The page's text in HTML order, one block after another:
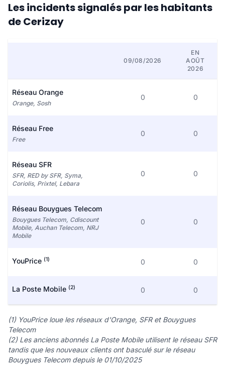
Les incidents signalés par les habitants
de Cerizay
09/08/2026
EN
AOÛT
2026
Réseau Orange
Orange, Sosh
0 0
Réseau Free
Free
0 0
Réseau SFR
SFR, RED by SFR, Syma,
Coriolis, Prixtel, Lebara
0 0
Réseau Bouygues Telecom
Bouygues Telecom, Cdiscount
Mobile, Auchan Telecom, NRJ
Mobile
0 0
YouPrice (1) 0 0
La Poste Mobile (2) 0 0
(1) YouPrice loue les réseaux d'Orange, SFR et Bouygues
Telecom
(2) Les anciens abonnés La Poste Mobile utilisent le réseau SFR
tandis que les nouveaux clients ont basculé sur le réseau
Bouygues Telecom depuis le 01/10/2025